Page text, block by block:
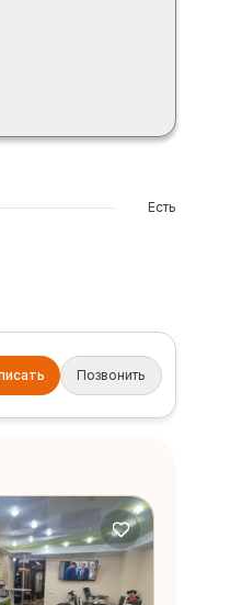
Есть
Позвонить